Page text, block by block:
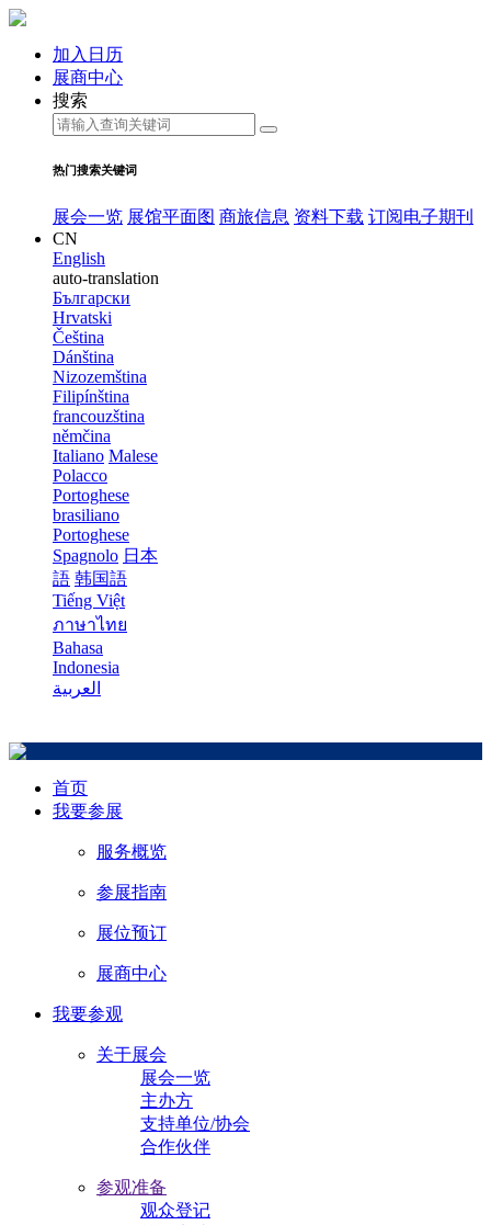
加入日历
展商中心
搜索
热门搜索关键词
展会一览 展馆平面图 商旅信息 资料下载 订阅电子期刊
CN
English
auto-translation
Български
Hrvatski
Čeština
Dánština
Nizozemština
Filipínština
francouzština
němčina
Italiano Malese
Polacco
Portoghese
brasiliano
Portoghese
Spagnolo 日本
語 韩国語
Tiếng Việt
ภาษาไทย
Bahasa
Indonesia
العربية
首页
我要参展
服务概览
参展指南
展位预订
展商中心
我要参观
关于展会
展会一览
主办方
支持单位/协会
合作伙伴
参观准备
观众登记